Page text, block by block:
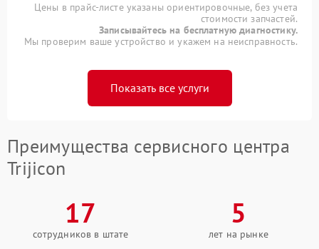
Цены в прайс-листе указаны ориентировочные, без учета
стоимости запчастей.
Записывайтесь на бесплатную диагностику.
Мы проверим ваше устройство и укажем на неисправность.
Показать все услуги
Преимущества сервисного центра
Trijicon
17
сотрудников в штате
5
лет на рынке